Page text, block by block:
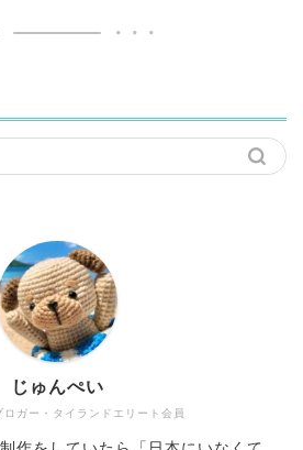
ガー・タイランドエリート会員
じゅんぺい